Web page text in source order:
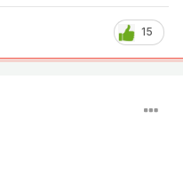
15